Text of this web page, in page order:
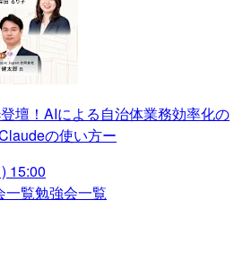
壇！AIによる自治体業務効率化の
の使い方ー
15:00
一覧勉強会一覧